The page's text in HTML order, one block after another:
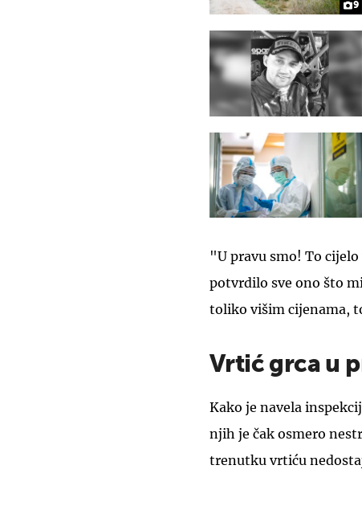
9
"U pravu smo! To cijelo
potvrdilo sve ono što
toliko višim cijenama,
Vrtić grca u
Kako je navela
njih je čak osmero
trenutku vrtiću